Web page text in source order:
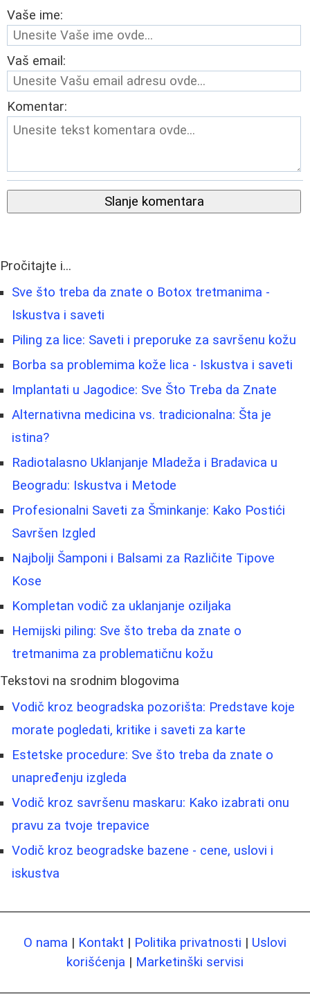
Vaše ime:
Vaš email:
Komentar:
Slanje komentara
Pročitajte i...
Sve što treba da znate o Botox tretmanima -
Iskustva i saveti
Piling za lice: Saveti i preporuke za savršenu kožu
Borba sa problemima kože lica - Iskustva i saveti
Implantati u Jagodice: Sve Što Treba da Znate
Alternativna medicina vs. tradicionalna: Šta je
istina?
Radiotalasno Uklanjanje Mladeža i Bradavica u
Beogradu: Iskustva i Metode
Profesionalni Saveti za Šminkanje: Kako Postići
Savršen Izgled
Najbolji Šamponi i Balsami za Različite Tipove
Kose
Kompletan vodič za uklanjanje oziljaka
Hemijski piling: Sve što treba da znate o
tretmanima za problematičnu kožu
Tekstovi na srodnim blogovima
Vodič kroz beogradska pozorišta: Predstave koje
morate pogledati, kritike i saveti za karte
Estetske procedure: Sve što treba da znate o
unapređenju izgleda
Vodič kroz savršenu maskaru: Kako izabrati onu
pravu za tvoje trepavice
Vodič kroz beogradske bazene - cene, uslovi i
iskustva
O nama | Kontakt | Politika privatnosti | Uslovi
korišćenja | Marketinški servisi